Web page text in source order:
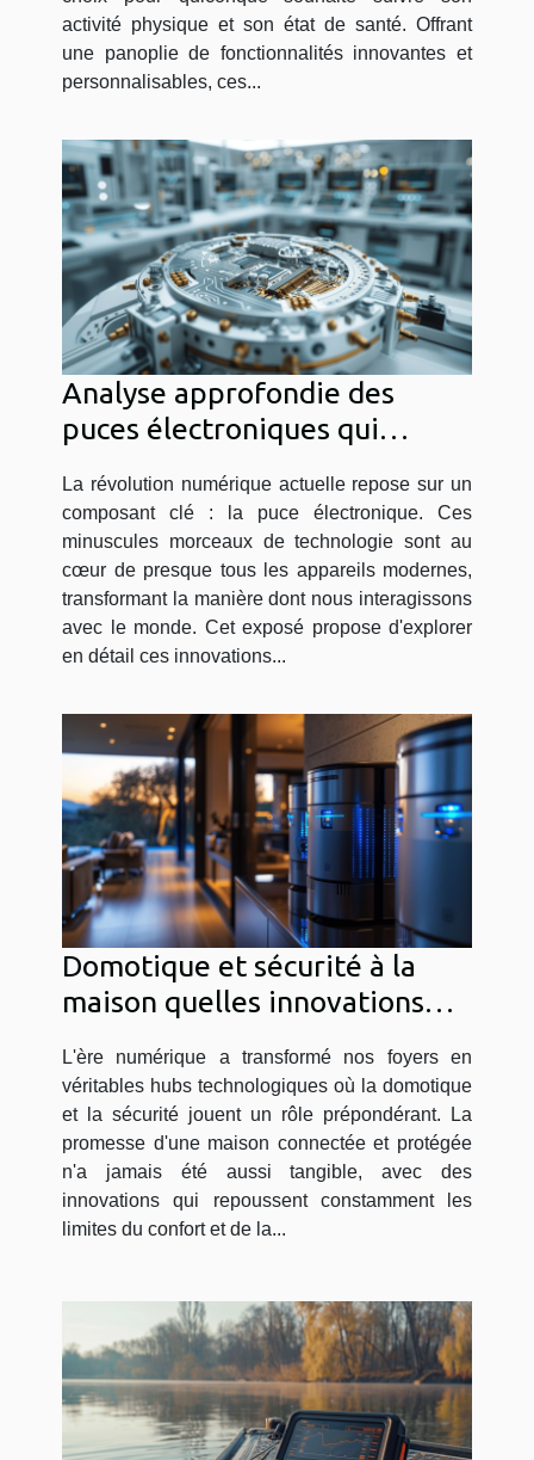
activité physique et son état de santé. Offrant
une panoplie de fonctionnalités innovantes et
personnalisables, ces...
Analyse approfondie des
puces électroniques qui
La révolution numérique actuelle repose sur un
composant clé : la puce électronique. Ces
minuscules morceaux de technologie sont au
cœur de presque tous les appareils modernes,
transformant la manière dont nous interagissons
avec le monde. Cet exposé propose d'explorer
en détail ces innovations...
Domotique et sécurité à la
maison quelles innovations
protégé
L'ère numérique a transformé nos foyers en
véritables hubs technologiques où la domotique
et la sécurité jouent un rôle prépondérant. La
promesse d'une maison connectée et protégée
n'a jamais été aussi tangible, avec des
innovations qui repoussent constamment les
limites du confort et de la...